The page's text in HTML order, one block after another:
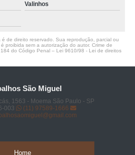
Valinhos
de direito reservado. Sua reprodução, parcial ou
proibida sem a autorização do autor. Crime de
do Código Penal – Lei 9610/98 - Lei de direitos
São Miguel
1563 - Moema São Paulo - SP
003
(11) 97589-1666
Home